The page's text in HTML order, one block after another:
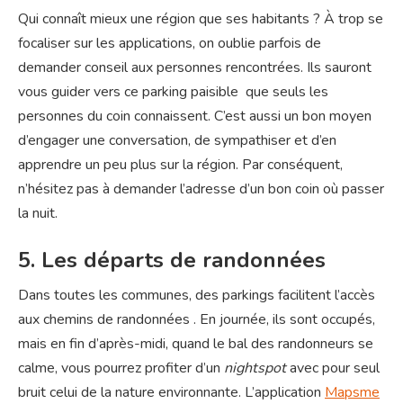
Qui connaît mieux une région que ses habitants ? À trop se
focaliser sur les applications, on oublie parfois de
demander conseil aux personnes rencontrées. Ils sauront
vous guider vers ce parking paisible que seuls les
personnes du coin connaissent. C’est aussi un bon moyen
d’engager une conversation, de sympathiser et d’en
apprendre un peu plus sur la région. Par conséquent,
n’hésitez pas à demander l’adresse d’un bon coin où passer
la nuit.
5. Les départs de randonnées
Dans toutes les communes, des parkings facilitent l’accès
aux chemins de randonnées . En journée, ils sont occupés,
mais en fin d’après-midi, quand le bal des randonneurs se
calme, vous pourrez profiter d’un nightspotavec pour seul
bruit celui de la nature environnante. L’application Mapsme